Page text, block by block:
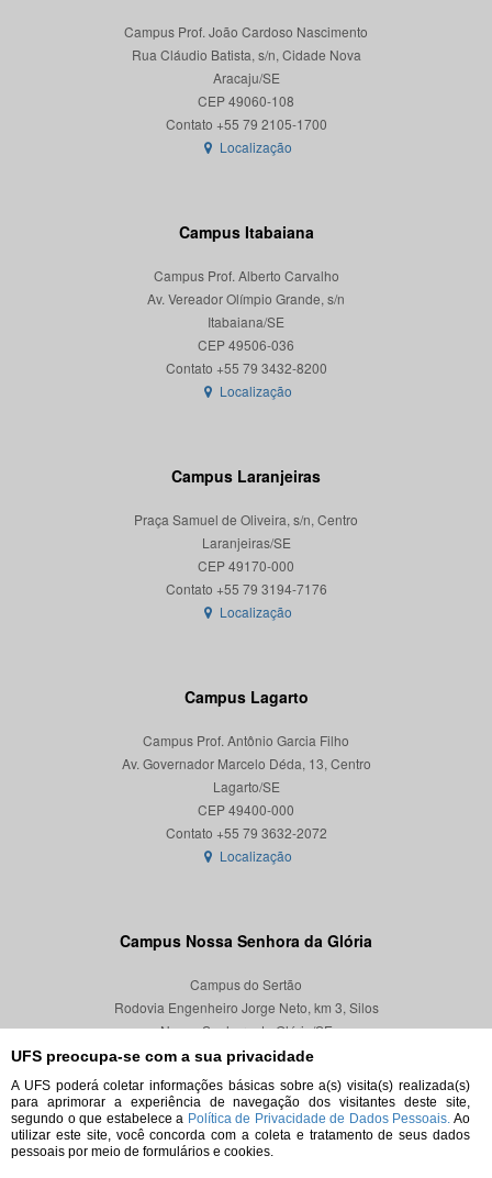
UFS preocupa-se com a sua privacidade
A UFS poderá coletar informações básicas sobre a(s) visita(s) realizada(s)
para aprimorar a experiência de navegação dos visitantes deste site,
segundo o que estabelece a Política de Privacidade de Dados Pessoais. Ao
utilizar este site, você concorda com a coleta e tratamento de seus dados
pessoais por meio de formulários e cookies.
Campus Prof. João Cardoso Nascimento
Rua Cláudio Batista, s/n, Cidade Nova
Aracaju/SE
CEP 49060-108
Localização
Campus Itabaiana
Campus Prof. Alberto Carvalho
Av. Vereador Olímpio Grande, s/n
Itabaiana/SE
CEP 49506-036
Localização
Campus Laranjeiras
Praça Samuel de Oliveira, s/n, Centro
Laranjeiras/SE
CEP 49170-000
Localização
Campus Lagarto
Campus Prof. Antônio Garcia Filho
Av. Governador Marcelo Déda, 13, Centro
Lagarto/SE
CEP 49400-000
Localização
Campus Nossa Senhora da Glória
Campus do Sertão
Rodovia Engenheiro Jorge Neto, km 3, Silos
Nossa Senhora da Glória/SE
CEP 49680-000
Localização